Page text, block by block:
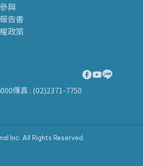
傳真 : (02)2371-7750
Inc. All Rights Reserved.
與
告書
政策